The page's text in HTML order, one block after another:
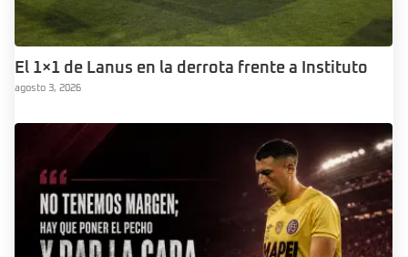
El 1×1 de Lanus en la derrota frente a Instituto
agosto 3, 2026